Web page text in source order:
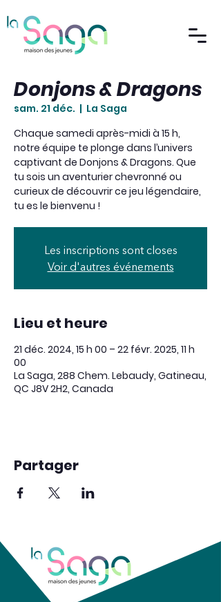
Donjons & Dragons
sam. 21 déc.
  |
La Saga
Chaque samedi après-midi à 15 h,
notre équipe te plonge dans l’univers
captivant de Donjons & Dragons. Que
tu sois un aventurier chevronné ou
curieux de découvrir ce jeu légendaire,
tu es le bienvenu !
Les inscriptions sont closes
Voir d'autres événements
Lieu et heure
21 déc. 2024, 15 h 00 – 22 févr. 2025, 11 h
00
La Saga, 288 Chem. Lebaudy, Gatineau,
QC J8V 2H2, Canada
Partager